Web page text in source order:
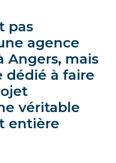
pas
agence
Angers, mais
dédié à faire
véritable
entière